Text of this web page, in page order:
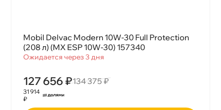
Mobil Delvac Modern 10W-30 Full Protection
(208 л) (MX ESP 10W-30) 157340
Ожидается через 3 дня
127 656 ₽134 375 ₽
31 914
₽